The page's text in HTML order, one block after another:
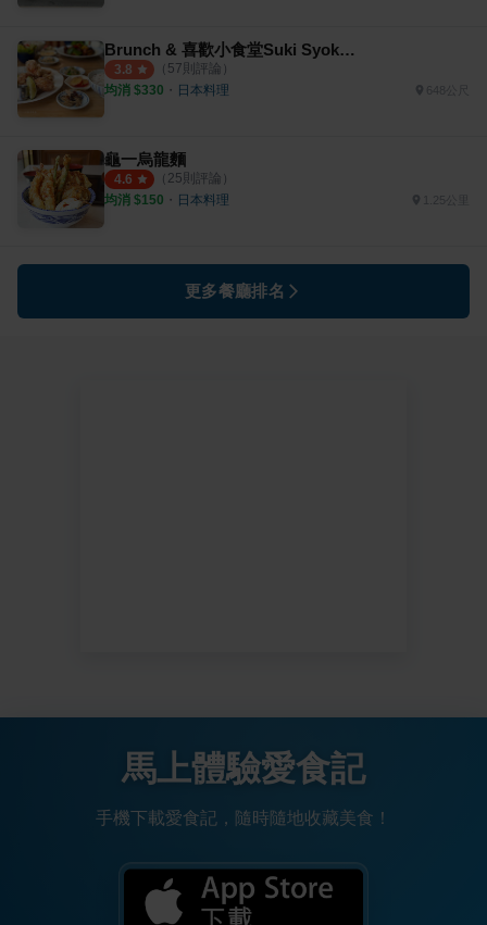
Brunch & 喜歡小食堂Suki Syokudou
3.8 （ 57則評論）
均消 $330 ・ 日本料理
龜一烏龍麵
4.6 （ 25則評論）
均消 $150 ・ 日本料理 1.25公里
更多餐廳排名
馬上體驗愛食記
手機下載愛食記，隨時隨地收藏美食！